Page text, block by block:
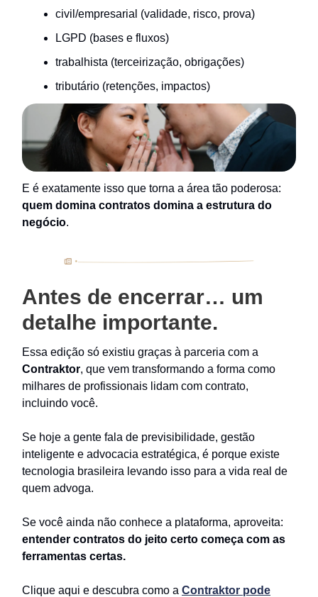
civil/empresarial (validade, risco, prova)
LGPD (bases e fluxos)
trabalhista (terceirização, obrigações)
tributário (retenções, impactos)
E é exatamente isso que torna a área tão poderosa:
quem domina contratos domina a estrutura do
negócio.
Antes de encerrar… um
detalhe importante.
Essa edição só existiu graças à parceria com a
Contraktor, que vem transformando a forma como
milhares de profissionais lidam com contrato,
incluindo você.
Se hoje a gente fala de previsibilidade, gestão
inteligente e advocacia estratégica, é porque existe
tecnologia brasileira levando isso para a vida real de
quem advoga.
Se você ainda não conhece a plataforma, aproveita:
entender contratos do jeito certo começa com as
ferramentas certas.
Clique aqui e descubra como a Contraktor pode